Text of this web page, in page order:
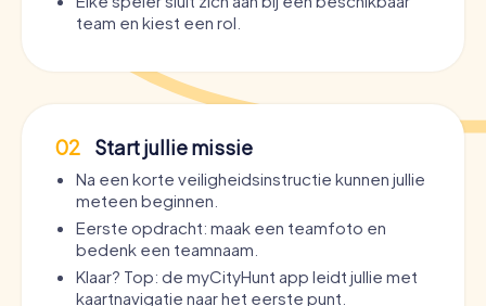
team en kiest een rol.
02 Start jullie missie
Na een korte veiligheidsinstructie kunnen jullie
meteen beginnen.
Eerste opdracht: maak een teamfoto en
bedenk een teamnaam.
Klaar? Top: de myCityHunt app leidt jullie met
kaartnavigatie naar het eerste punt.